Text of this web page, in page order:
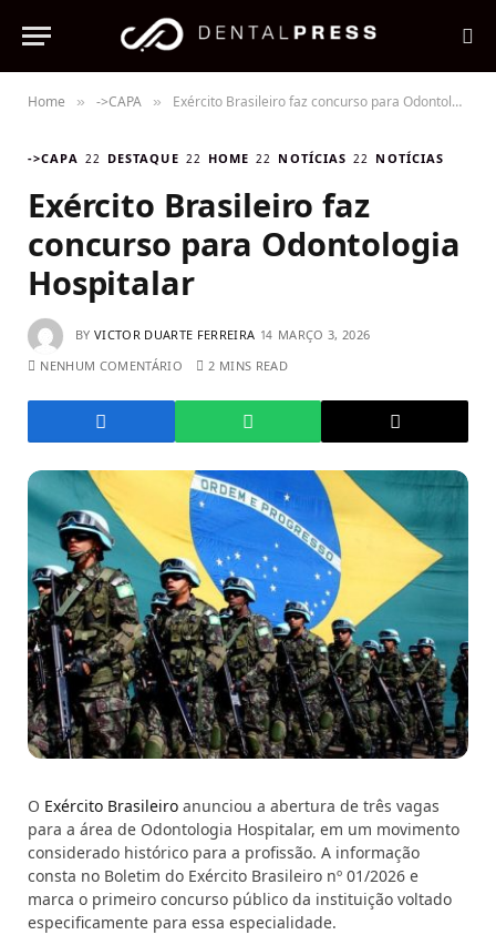
Home » ->CAPA » Exército Brasileiro faz concurso para Odontologia Hospitalar
->CAPA DESTAQUE HOME NOTÍCIAS NOTÍCIAS
Exército Brasileiro faz
concurso para Odontologia
Hospitalar
BY VICTOR DUARTE FERREIRA
MARÇO 3, 2026
NENHUM COMENTÁRIO
2 MINS READ
O Exército Brasileiro anunciou a abertura de três vagas
para a área de Odontologia Hospitalar, em um movimento
considerado histórico para a profissão. A informação
consta no Boletim do Exército Brasileiro nº 01/2026 e
marca o primeiro concurso público da instituição voltado
especificamente para essa especialidade.